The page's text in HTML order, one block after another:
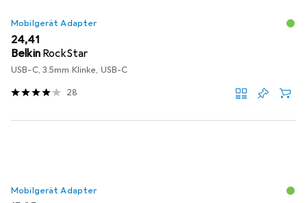
Mobilgerät Adapter
EUR
24,41
Belkin RockStar
USB-C, 3.5mm Klinke, USB-C
28
Mobilgerät Adapter